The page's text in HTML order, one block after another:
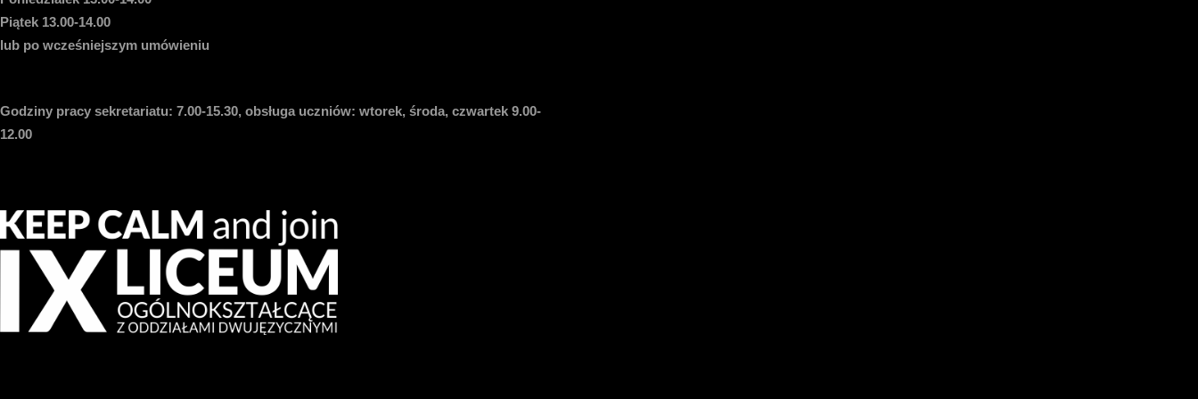
Piątek 13.00-14.00
lub po wcześniejszym umówieniu
Godziny pracy sekretariatu: 7.00-15.30, obsługa uczniów: wtorek, środa, czwartek 9.00-
12.00